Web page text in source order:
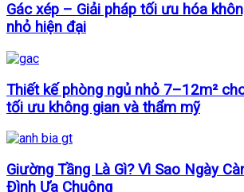
Gác xép – Giải pháp tối ưu hóa
nhỏ hiện đại
Thiết kế phòng ngủ nhỏ 7–12m²
tối ưu không gian và thẩm mỹ
Giường Tầng Là Gì? Vì Sao Ngày
Đình Ưa Chuộng